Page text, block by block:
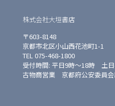
株式会社大垣書店
〒603-8148
京都市北区小山西花池町1-1
TEL 075-468-1800
受付時間: 平日9時〜18時 土
古物商営業 京都府公安委員会